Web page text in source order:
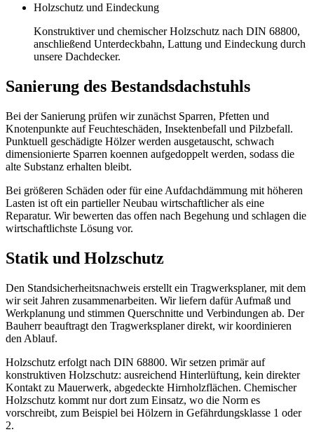
Holzschutz und Eindeckung
Konstruktiver und chemischer Holzschutz nach DIN 68800,
anschließend Unterdeckbahn, Lattung und Eindeckung durch
unsere Dachdecker.
Sanierung des Bestandsdachstuhls
Bei der Sanierung prüfen wir zunächst Sparren, Pfetten und
Knotenpunkte auf Feuchteschäden, Insektenbefall und Pilzbefall.
Punktuell geschädigte Hölzer werden ausgetauscht, schwach
dimensionierte Sparren koennen aufgedoppelt werden, sodass die
alte Substanz erhalten bleibt.
Bei größeren Schäden oder für eine Aufdachdämmung mit höheren
Lasten ist oft ein partieller Neubau wirtschaftlicher als eine
Reparatur. Wir bewerten das offen nach Begehung und schlagen die
wirtschaftlichste Lösung vor.
Statik und Holzschutz
Den Standsicherheitsnachweis erstellt ein Tragwerksplaner, mit dem
wir seit Jahren zusammenarbeiten. Wir liefern dafür Aufmaß und
Werkplanung und stimmen Querschnitte und Verbindungen ab. Der
Bauherr beauftragt den Tragwerksplaner direkt, wir koordinieren
den Ablauf.
Holzschutz erfolgt nach DIN 68800. Wir setzen primär auf
konstruktiven Holzschutz: ausreichend Hinterlüftung, kein direkter
Kontakt zu Mauerwerk, abgedeckte Hirnholzflächen. Chemischer
Holzschutz kommt nur dort zum Einsatz, wo die Norm es
vorschreibt, zum Beispiel bei Hölzern in Gefährdungsklasse 1 oder
2.